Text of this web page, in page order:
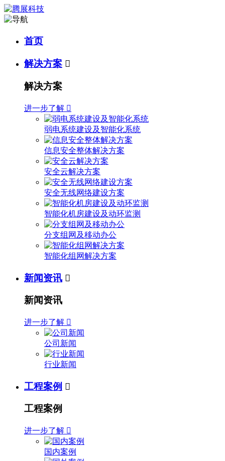
首页
解决方案 
解决方案
进一步了解 
弱电系统建设及智能化系统
信息安全整体解决方案
安全云解决方案
安全无线网络建设方案
智能化机房建设及动环监测
分支组网及移动办公
智能化组网解决方案
新闻资讯 
新闻资讯
进一步了解 
公司新闻
行业新闻
工程案例 
工程案例
进一步了解 
国内案例